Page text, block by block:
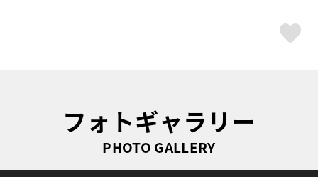
フォトギャラリー
PHOTO GALLERY